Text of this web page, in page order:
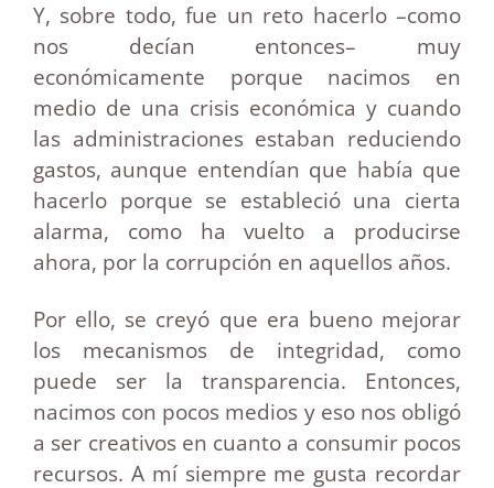
Y, sobre todo, fue un reto hacerlo –como
nos decían entonces– muy
económicamente porque nacimos en
medio de una crisis económica y cuando
las administraciones estaban reduciendo
gastos, aunque entendían que había que
hacerlo porque se estableció una cierta
alarma, como ha vuelto a producirse
ahora, por la corrupción en aquellos años.
Por ello, se creyó que era bueno mejorar
los mecanismos de integridad, como
puede ser la transparencia. Entonces,
nacimos con pocos medios y eso nos obligó
a ser creativos en cuanto a consumir pocos
recursos. A mí siempre me gusta recordar